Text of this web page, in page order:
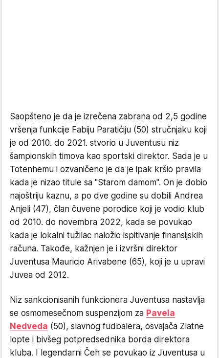
Saopšteno je da je izrečena zabrana od 2,5 godine
vršenja funkcije Fabiju Paratićiju (50) stručnjaku koji
je od 2010. do 2021. stvorio u Juventusu niz
šampionskih timova kao sportski direktor. Sada je u
Totenhemu i ozvaničeno je da je ipak kršio pravila
kada je nizao titule sa "Starom damom". On je dobio
najoštriju kaznu, a po dve godine su dobili Andrea
Anjeli (47), član čuvene porodice koji je vodio klub
od 2010. do novembra 2022, kada se povukao
kada je lokalni tužilac naložio ispitivanje finansijskih
računa. Takođe, kažnjen je i izvršni direktor
Juventusa Mauricio Arivabene (65), koji je u upravi
Juvea od 2012.
Niz sankcionisanih funkcionera Juventusa nastavlja
se osmomesečnom suspenzijom za Pavela
Nedveda (50), slavnog fudbalera, osvajača Zlatne
lopte i bivšeg potpredsednika borda direktora
kluba. I legendarni Čeh se povukao iz Juventusa u